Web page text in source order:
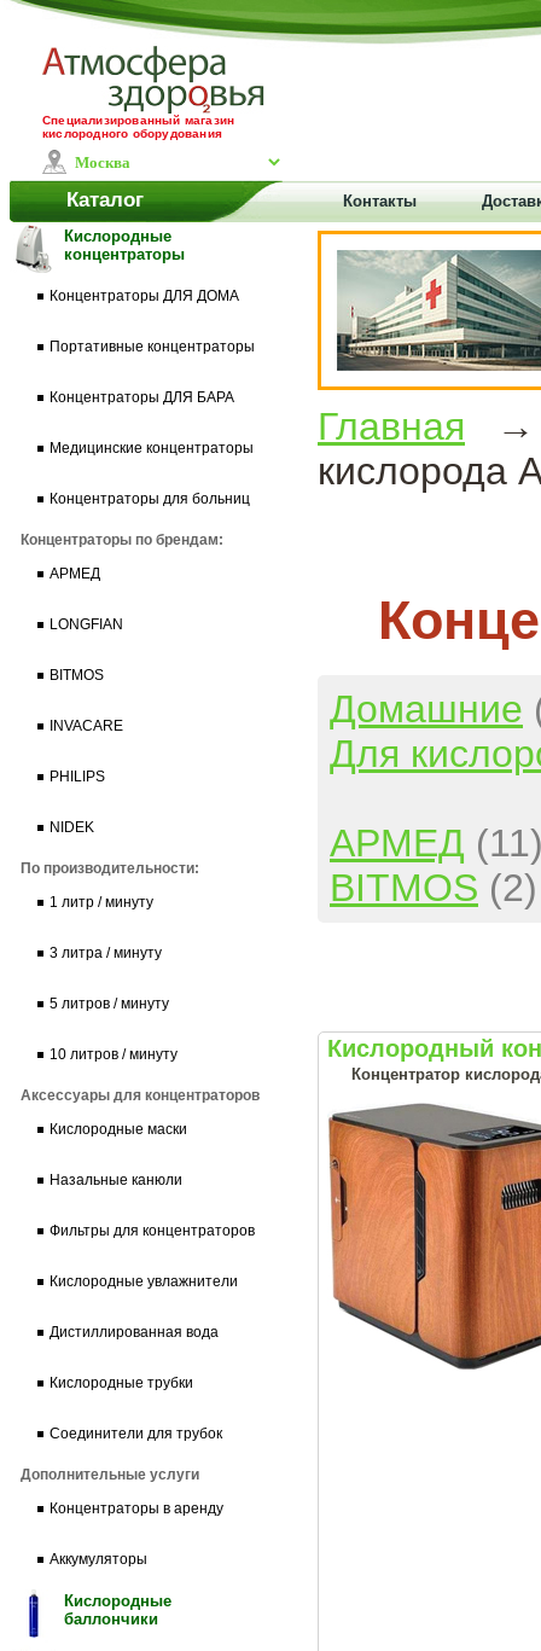
Специализированный магазин
кислородного оборудования
Каталог Контакты
Кислородные
концентраторы
Концентраторы ДЛЯ ДОМА
Портативные концентраторы
Концентраторы ДЛЯ БАРА
Медицинские концентраторы
Концентраторы для больниц
Концентраторы по брендам:
АРМЕД
LONGFIAN
BITMOS
INVACARE
PHILIPS
NIDEK
По производительности:
1 литр / минуту
3 литра / минуту
5 литров / минуту
10 литров / минуту
Аксессуары для концентраторов
Кислородные маски
Назальные канюли
Фильтры для концентраторов
Кислородные увлажнители
Дистиллированная вода
Кислородные трубки
Соединители для трубок
Дополнительные услуги
Концентраторы в аренду
Аккумуляторы
Кислородные
баллончики
Главная
кислорода
Домашние
Для
АРМЕД
BITMOS (2)
Кислородный
Концентратор